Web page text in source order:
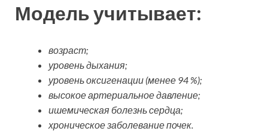
Модель учитывает:
возраст;
уровень дыхания;
уровень оксигенации (менее 94 %);
высокое артериальное давление;
ишемическая болезнь сердца;
хроническое заболевание почек.